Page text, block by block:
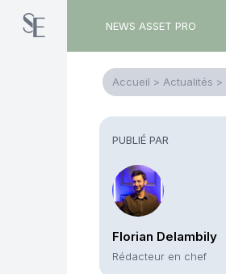
NEWS ASSET PRO
Accueil > Actualités >
PUBLIÉ PAR
Florian Delambily
Rédacteur en chef